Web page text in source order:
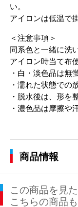
い。
アイロンは低温で
＜注意事項＞
同系色と一緒に洗
アイロン時当て布
・白・淡色品は無
・濡れた状態での
・脱水後は、形を
・濃色品は摩擦や
商品情報
この商品を見
こちらの商品